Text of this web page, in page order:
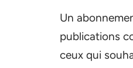
Un
publications
ceux qui